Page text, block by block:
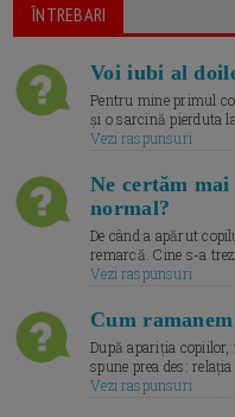
ÎNTREBARI
Voi iubi al
Pentru mine primul
și o sarcină pierduta
Vezi raspunsuri
Ne certăm mai
normal?
De când a apărut
remarcă. Cine s-a
Vezi raspunsuri
Cum
După apariția
spune prea des:
Vezi raspunsuri